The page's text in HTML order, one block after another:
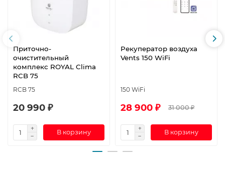
Приточно-
очистительный
комплекс ROYAL Clima
RCB 75
RCB 75
20 990 ₽
В корзину
Рекуператор воздуха
Vents 150 WiFi
150 WiFi
28 900 ₽ 31 000 ₽
В корзину